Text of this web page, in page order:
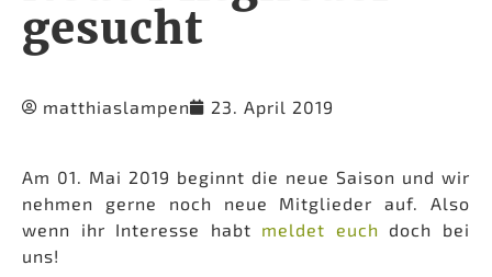
gesucht
matthiaslampen 23. April 2019
Am 01. Mai 2019 beginnt die neue Saison und wir
nehmen gerne noch neue Mitglieder auf. Also
wenn ihr Interesse habt meldet euch doch bei
uns!